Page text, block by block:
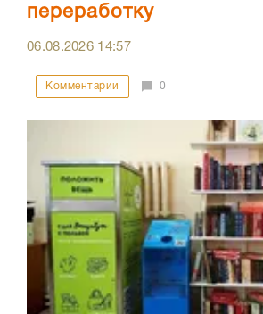
переработку
06.08.2026 14:57
Комментарии 0